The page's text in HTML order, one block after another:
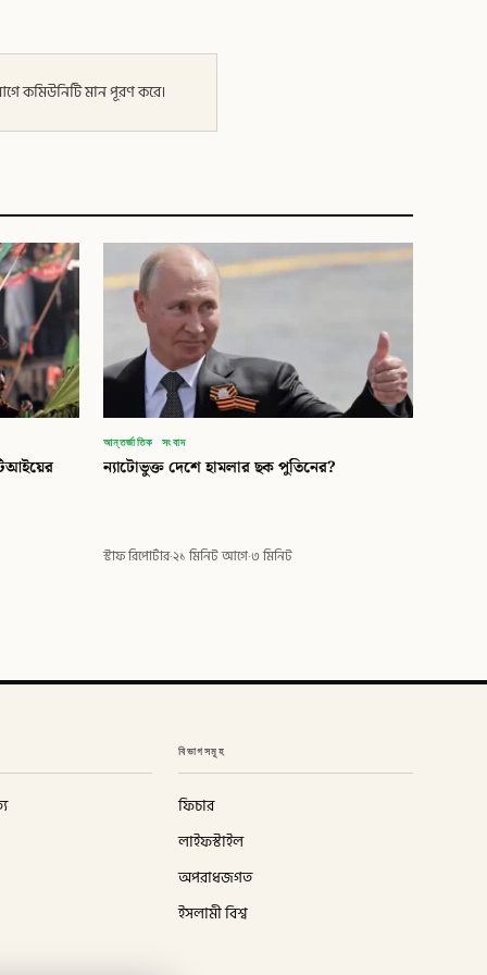
কমিউনিটি মান পূরণ করে।
আন্তর্জাতিক সংবাদ
ন্যাটোভুক্ত দেশে হামলার ছক পুতিনের?
স্টাফ রিপোর্টার·২১ মিনিট আগে·৩ মিনিট
বিভাগসমূহ
ফিচার
লাইফস্টাইল
অপরাধজগত
ইসলামী বিশ্ব